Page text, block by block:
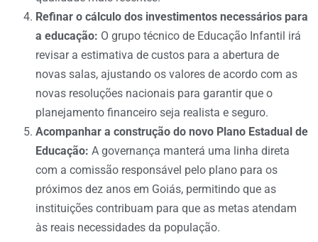
Refinar o cálculo dos investimentos necessários para
a educação: O grupo técnico de Educação Infantil irá
revisar a estimativa de custos para a abertura de
novas salas, ajustando os valores de acordo com as
novas resoluções nacionais para garantir que o
planejamento financeiro seja realista e seguro.
Acompanhar a construção do novo Plano Estadual de
Educação: A governança manterá uma linha direta
com a comissão responsável pelo plano para os
próximos dez anos em Goiás, permitindo que as
instituições contribuam para que as metas atendam
às reais necessidades da população.